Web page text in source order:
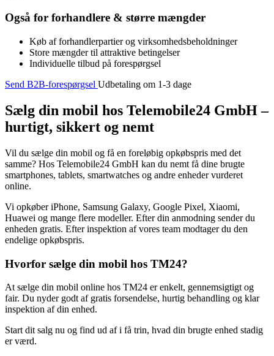
Også for forhandlere & større mængder
Køb af forhandlerpartier og virksomhedsbeholdninger
Store mængder til attraktive betingelser
Individuelle tilbud på forespørgsel
Send B2B-forespørgsel Udbetaling om 1-3 dage
Sælg din mobil hos Telemobile24 GmbH –
hurtigt, sikkert og nemt
Vil du sælge din mobil og få en foreløbig opkøbspris med det
samme? Hos Telemobile24 GmbH kan du nemt få dine brugte
smartphones, tablets, smartwatches og andre enheder vurderet
online.
Vi opkøber iPhone, Samsung Galaxy, Google Pixel, Xiaomi,
Huawei og mange flere modeller. Efter din anmodning sender du
enheden gratis. Efter inspektion af vores team modtager du den
endelige opkøbspris.
Hvorfor sælge din mobil hos TM24?
At sælge din mobil online hos TM24 er enkelt, gennemsigtigt og
fair. Du nyder godt af gratis forsendelse, hurtig behandling og klar
inspektion af din enhed.
Start dit salg nu og find ud af i få trin, hvad din brugte enhed stadig
er værd.